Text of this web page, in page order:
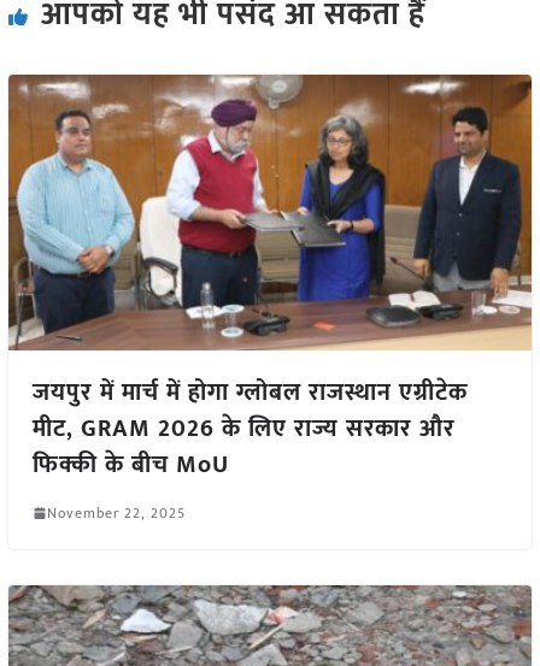
आपको यह भी पसंद आ सकता हैं
जयपुर में मार्च में होगा ग्लोबल राजस्थान एग्रीटेक
मीट, GRAM 2026 के लिए राज्य सरकार और
फिक्की के बीच MoU
November 22, 2025